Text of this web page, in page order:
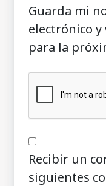
Guarda mi
electrónico y
para la
Recibir un
siguientes